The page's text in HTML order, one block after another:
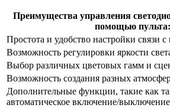
Преимущества управления
помощью пульта:
Простота и удобство настройки связи с
Возможность регулировки яркости
Выбор различных цветовых гамм и
Возможность создания разных
Дополнительные функции, такие как
автоматическое включение/выключение